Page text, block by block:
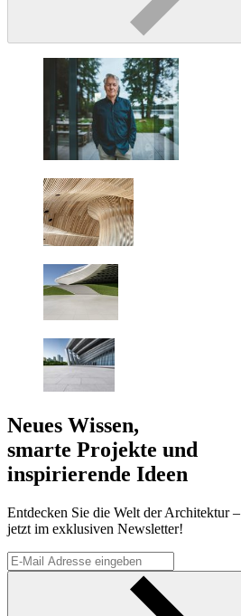
Neues Wissen,
smarte Projekte und
inspirierende Ideen
Entdecken Sie die Welt der Architektur –
jetzt im exklusiven Newsletter!